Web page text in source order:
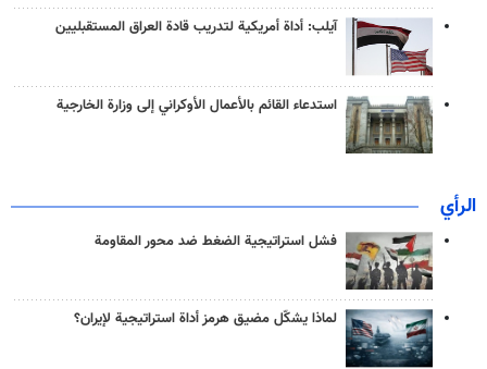
آيلب: أداة أمريكية لتدريب قادة العراق المستقبليين
استدعاء القائم بالأعمال الأوكراني إلى وزارة الخارجية
الرأي
فشل استراتيجية الضغط ضد محور المقاومة
لماذا يشكّل مضيق هرمز أداة استراتيجية لإيران؟